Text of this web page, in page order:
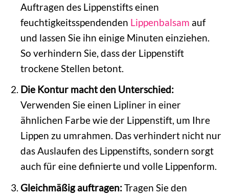
Auftragen des Lippenstifts einen
feuchtigkeitsspendenden Lippenbalsam auf
und lassen Sie ihn einige Minuten einziehen.
So verhindern Sie, dass der Lippenstift
trockene Stellen betont.
Die Kontur macht den Unterschied:
Verwenden Sie einen Lipliner in einer
ähnlichen Farbe wie der Lippenstift, um Ihre
Lippen zu umrahmen. Das verhindert nicht nur
das Auslaufen des Lippenstifts, sondern sorgt
auch für eine definierte und volle Lippenform.
Gleichmäßig auftragen:Tragen Sie den